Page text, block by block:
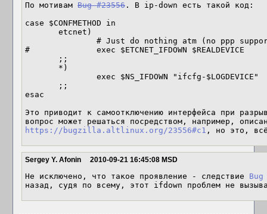
По мотивам Bug #23556 . В ip-down есть такой код:
case $CONFMETHOD in
#              exec $ETCNET_IFDOWN $REALDEVICE
esac
Это приводит к самоотключению интерфейса при
https://bugzilla.altlinux.org/23556#c1 , но это,
Sergey Y. Afonin 2010-09-21 16:45:08 MSD
Не исключено, что такое проявление - следствие Bug
назад, судя по всему, этот ifdown проблем не